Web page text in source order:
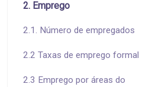
2. Emprego
2.1. Número de empregados
2.2 Taxas de emprego formal
2.3 Emprego por áreas do